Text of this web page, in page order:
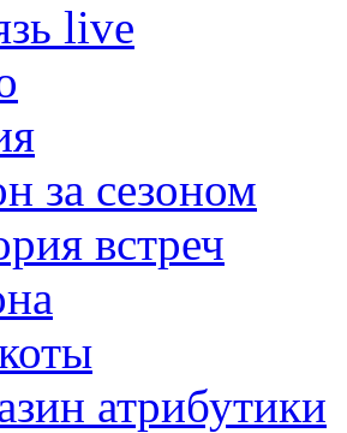
live
за сезоном
встреч
атрибутики